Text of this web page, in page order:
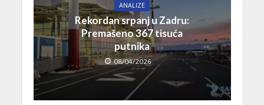
ANALIZE
Rekordan srpanj u Zadru:
Premašeno 367 tisuća
putnika
08/04/2026